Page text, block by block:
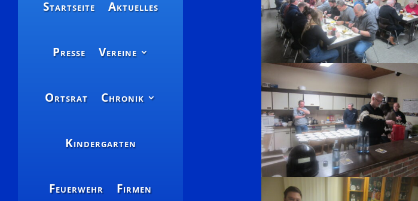
Startseite Aktuelles
Presse Vereine
Ortsrat Chronik
Kindergarten
Feuerwehr Firmen